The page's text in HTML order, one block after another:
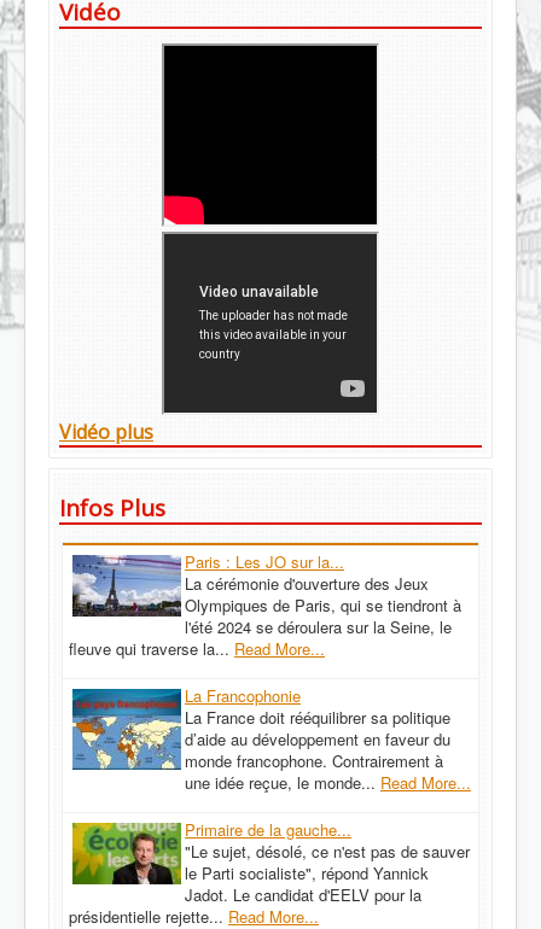
Vidéo
Vidéo plus
Infos Plus
Paris : Les JO sur la...
La cérémonie d'ouverture des Jeux
Olympiques de Paris, qui se tiendront à
l'été 2024 se déroulera sur la Seine, le
fleuve qui traverse la... Read More...
La Francophonie
La France doit rééquilibrer sa politique
d’aide au développement en faveur du
monde francophone. Contrairement à
une idée reçue, le monde... Read More...
Primaire de la gauche...
"Le sujet, désolé, ce n'est pas de sauver
le Parti socialiste", répond Yannick
Jadot. Le candidat d'EELV pour la
présidentielle rejette... Read More...